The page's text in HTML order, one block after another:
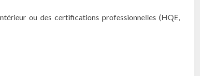
ou des certifications professionnelles (HQE,